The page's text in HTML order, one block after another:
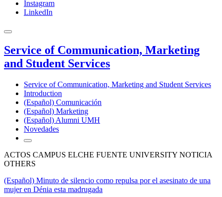
Instagram
LinkedIn
Service of Communication, Marketing
and Student Services
Service of Communication, Marketing and Student Services
Introduction
(Español) Comunicación
(Español) Marketing
(Español) Alumni UMH
Novedades
ACTOS CAMPUS ELCHE FUENTE UNIVERSITY NOTICIA
OTHERS
(Español) Minuto de silencio como repulsa por el asesinato de una
mujer en Dénia esta madrugada